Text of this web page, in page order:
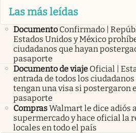
Las más leídas
Documento Confirmado |
Estados Unidos y México
ciudadanos que hayan
pasaporte
Documento de viaje Oficial |
entrada de todos los
tengan una visa si postergaron
pasaporte
ComprasWalmart le dice adiós
supermercado y hace oficial la
locales en todo el país